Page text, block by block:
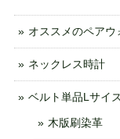
オススメのペアウ
ネックレス時計
ベルト単品Lサイ
木版刷染革